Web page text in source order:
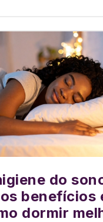
do
benefícios
dormir